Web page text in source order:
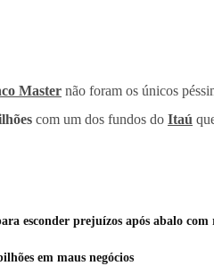
Master não foram os únicos
com um dos fundos do Itaú
esconder prejuízos após abalo com
em maus negócios